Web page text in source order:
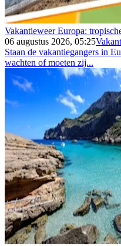
Vakantieweer Europa:
06 augustus 2026, 05:25
Staan de vakantiegangers in
wachten of moeten zij...